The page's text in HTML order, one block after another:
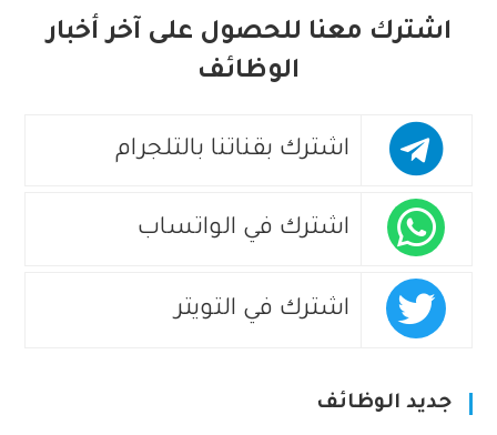
اشترك معنا للحصول على آخر أخبار
الوظائف
اشترك بقناتنا بالتلجرام
اشترك في الواتساب
اشترك في التويتر
جديد الوظائف